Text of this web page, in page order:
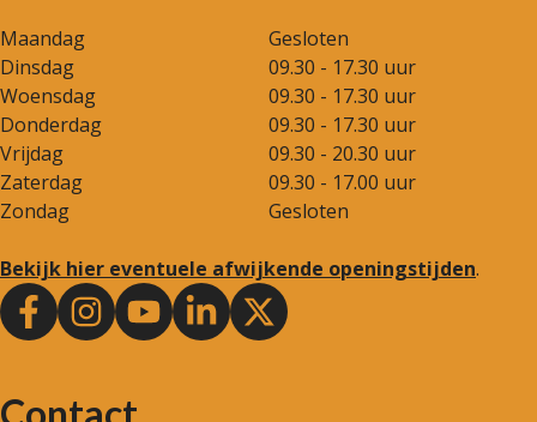
Maandag
Gesloten
Dinsdag
09.30 - 17.30 uur
Woensdag
09.30 - 17.30 uur
Donderdag
09.30 - 17.30 uur
Vrijdag
09.30 - 20.30 uur
Zaterdag
09.30 - 17.00 uur
Zondag
Gesloten
Bekijk hier eventuele afwijkende openingstijden.